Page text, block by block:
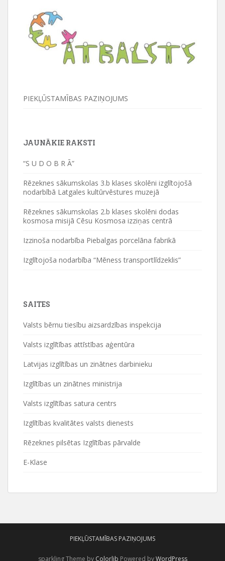
PIEKĻŪSTAMĪBAS PAZIŅOJUMS
JAUNĀKIE RAKSTI
“S U D O B R Ā”
Rēzeknes sākumskolas 3.b klases skolēni izglītojošā
nodarbībā Latgales kultūrvēstures muzejā
Rēzeknes sākumskolas 2.b klases skolēni dodas
kosmosa misijā Cēsu Kosmosa izziņas centrā
Izzinoša nodarbība Piebalgas porcelāna fabrikā
Izglītojoša nodarbība “Mēness transportlīdzeklis”
SAITES
Valsts bērnu tiesību aizsardzības inspekcija
Valsts izglītības attīstības aģentūra
Latvijas izglītības un zinātnes darbinieku
Izglītības un zinātnes ministrija
Valsts izglītības satura centrs
Izglītības kvalitātes valsts dienests
Rēzeknes pilsētas Izglītības pārvalde
E-Klase
PIEKĻŪSTAMĪBAS PAZIŅOJUMS
sparkling Theme by Colorlib Powered byWordPress